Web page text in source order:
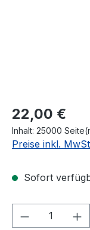
Regulärer Preis:
22,00 €
Inhalt: 25000
Preise inkl.
Sofort
Produkt